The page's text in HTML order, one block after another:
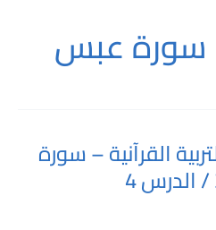
سورة عبس
القرآنية – سورة